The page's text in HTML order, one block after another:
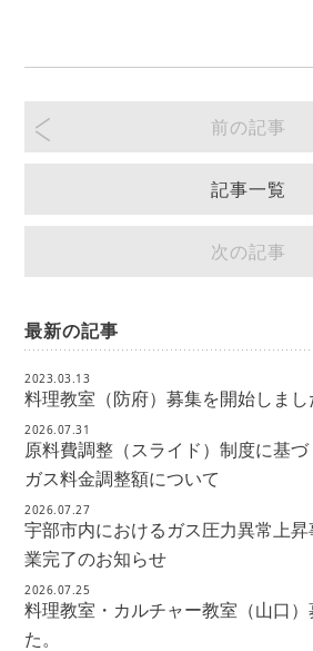
前の記事
記事一覧
次の記事
最新の記事
2023.03.13
料理教室（防府）募集を開始しまし
2026.07.31
原料費調整（スライド）制度に基
ガス料金調整額について
2026.07.27
宇部市内におけるガス圧力異常上
業完了のお知らせ
2026.07.25
料理教室・カルチャー教室（山口
た。